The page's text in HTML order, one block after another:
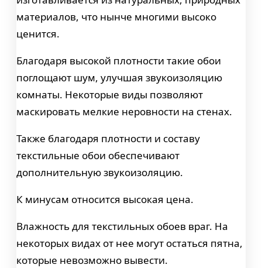
материалов, что нынче многими высоко
ценится.
Благодаря высокой плотности такие обои
поглощают шум, улучшая звукоизоляцию
комнаты. Некоторые виды позволяют
маскировать мелкие неровности на стенах.
Также благодаря плотности и составу
текстильные обои обеспечивают
дополнительную звукоизоляцию.
К минусам относится высокая цена.
Влажность для текстильных обоев враг. На
некоторых видах от нее могут остаться пятна,
которые невозможно вывести.